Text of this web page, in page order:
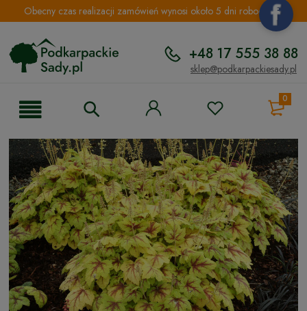
Obecny czas realizacji zamówień wynosi około 5 dni roboczych.
+48 17 555 38 88
sklep@podkarpackiesady.pl
0